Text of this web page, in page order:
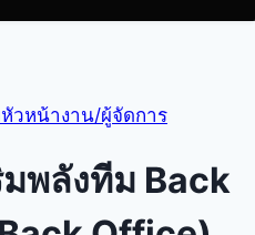
วหน้างาน/ผู้จัดการ
พลังทีม Back